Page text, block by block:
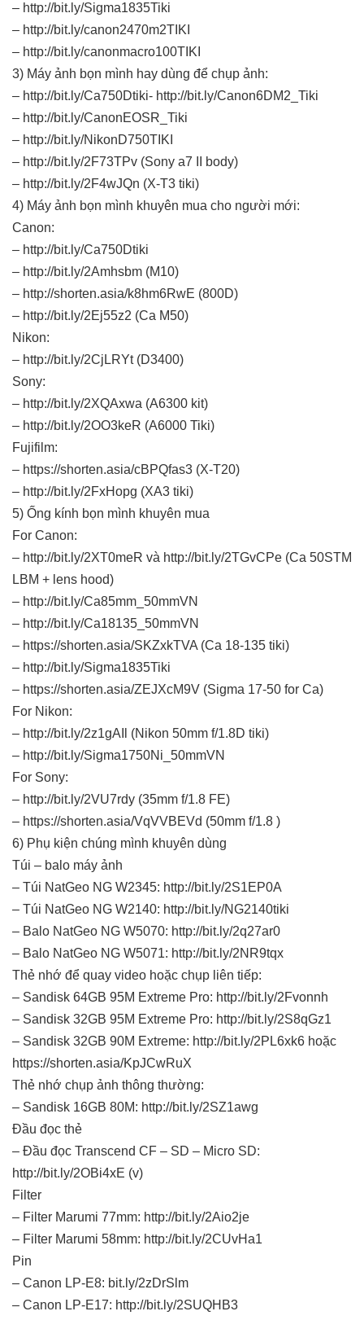
– http://bit.ly/Sigma1835Tiki
– http://bit.ly/canon2470m2TIKI
– http://bit.ly/canonmacro100TIKI
3) Máy ảnh bọn mình hay dùng để chụp ảnh:
– http://bit.ly/Ca750Dtiki- http://bit.ly/Canon6DM2_Tiki
– http://bit.ly/CanonEOSR_Tiki
– http://bit.ly/NikonD750TIKI
– http://bit.ly/2F73TPv (Sony a7 II body)
– http://bit.ly/2F4wJQn (X-T3 tiki)
4) Máy ảnh bọn mình khuyên mua cho người mới:
Canon:
– http://bit.ly/Ca750Dtiki
– http://bit.ly/2Amhsbm (M10)
– http://shorten.asia/k8hm6RwE (800D)
– http://bit.ly/2Ej55z2 (Ca M50)
Nikon:
– http://bit.ly/2CjLRYt (D3400)
Sony:
– http://bit.ly/2XQAxwa (A6300 kit)
– http://bit.ly/2OO3keR (A6000 Tiki)
Fujifilm:
– https://shorten.asia/cBPQfas3 (X-T20)
– http://bit.ly/2FxHopg (XA3 tiki)
5) Ống kính bọn mình khuyên mua
For Canon:
– http://bit.ly/2XT0meR và http://bit.ly/2TGvCPe (Ca 50STM
LBM + lens hood)
– http://bit.ly/Ca85mm_50mmVN
– http://bit.ly/Ca18135_50mmVN
– https://shorten.asia/SKZxkTVA (Ca 18-135 tiki)
– http://bit.ly/Sigma1835Tiki
– https://shorten.asia/ZEJXcM9V (Sigma 17-50 for Ca)
For Nikon:
– http://bit.ly/2z1gAIl (Nikon 50mm f/1.8D tiki)
– http://bit.ly/Sigma1750Ni_50mmVN
For Sony:
– http://bit.ly/2VU7rdy (35mm f/1.8 FE)
– https://shorten.asia/VqVVBEVd (50mm f/1.8 )
6) Phụ kiện chúng mình khuyên dùng
Túi – balo máy ảnh
– Túi NatGeo NG W2345: http://bit.ly/2S1EP0A
– Túi NatGeo NG W2140: http://bit.ly/NG2140tiki
– Balo NatGeo NG W5070: http://bit.ly/2q27ar0
– Balo NatGeo NG W5071: http://bit.ly/2NR9tqx
Thẻ nhớ để quay video hoặc chụp liên tiếp:
– Sandisk 64GB 95M Extreme Pro: http://bit.ly/2Fvonnh
– Sandisk 32GB 95M Extreme Pro: http://bit.ly/2S8qGz1
– Sandisk 32GB 90M Extreme: http://bit.ly/2PL6xk6 hoặc
https://shorten.asia/KpJCwRuX
Thẻ nhớ chụp ảnh thông thường:
– Sandisk 16GB 80M: http://bit.ly/2SZ1awg
Đầu đọc thẻ
– Đầu đọc Transcend CF – SD – Micro SD:
http://bit.ly/2OBi4xE (v)
Filter
– Filter Marumi 77mm: http://bit.ly/2Aio2je
– Filter Marumi 58mm: http://bit.ly/2CUvHa1
Pin
– Canon LP-E8: bit.ly/2zDrSlm
– Canon LP-E17: http://bit.ly/2SUQHB3